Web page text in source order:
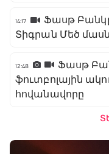
14:17
Ֆասթ
Տիգրան Մեծ
12:48
Ֆասթ
ֆուտբոլային
հովանավորը